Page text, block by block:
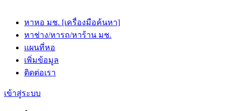
หาหอ มช. [เครื่องมือค้นหา]
หาช่าง/หารถ/หาร้าน มช.
แผนที่หอ
เพิ่มข้อมูล
ติดต่อเรา
เข้าสู่ระบบ